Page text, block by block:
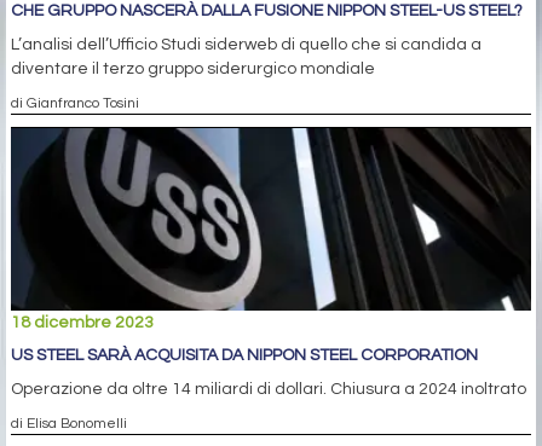
CHE GRUPPO NASCERÀ DALLA FUSIONE NIPPON STEEL-US STEEL?
L’analisi dell’Ufficio Studi siderweb di quello che si candida a
diventare il terzo gruppo siderurgico mondiale
di Gianfranco Tosini
18 dicembre 2023
US STEEL SARÀ ACQUISITA DA NIPPON STEEL CORPORATION
Operazione da oltre 14 miliardi di dollari. Chiusura a 2024 inoltrato
di Elisa Bonomelli